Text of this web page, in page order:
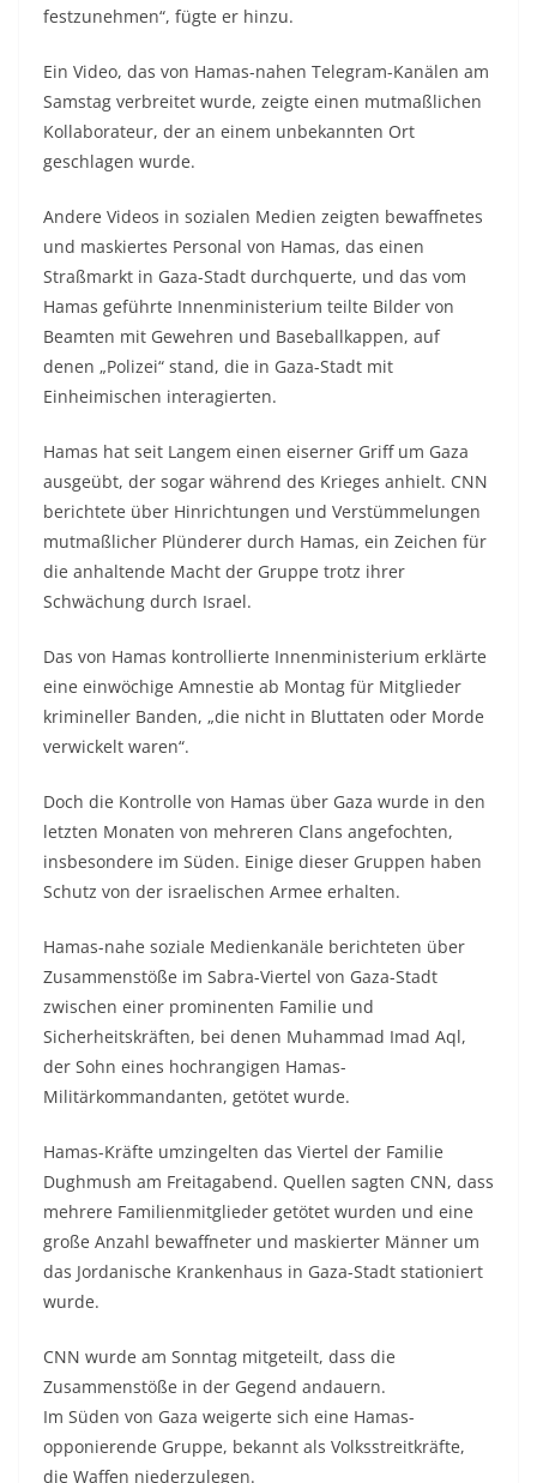
festzunehmen“, fügte er hinzu.
Ein Video, das von Hamas-nahen Telegram-Kanälen am
Samstag verbreitet wurde, zeigte einen mutmaßlichen
Kollaborateur, der an einem unbekannten Ort
geschlagen wurde.
Andere Videos in sozialen Medien zeigten bewaffnetes
und maskiertes Personal von Hamas, das einen
Straßmarkt in Gaza-Stadt durchquerte, und das vom
Hamas geführte Innenministerium teilte Bilder von
Beamten mit Gewehren und Baseballkappen, auf
denen „Polizei“ stand, die in Gaza-Stadt mit
Einheimischen interagierten.
Hamas hat seit Langem einen eiserner Griff um Gaza
ausgeübt, der sogar während des Krieges anhielt. CNN
berichtete über Hinrichtungen und Verstümmelungen
mutmaßlicher Plünderer durch Hamas, ein Zeichen für
die anhaltende Macht der Gruppe trotz ihrer
Schwächung durch Israel.
Das von Hamas kontrollierte Innenministerium erklärte
eine einwöchige Amnestie ab Montag für Mitglieder
krimineller Banden, „die nicht in Bluttaten oder Morde
verwickelt waren“.
Doch die Kontrolle von Hamas über Gaza wurde in den
letzten Monaten von mehreren Clans angefochten,
insbesondere im Süden. Einige dieser Gruppen haben
Schutz von der israelischen Armee erhalten.
Hamas-nahe soziale Medienkanäle berichteten über
Zusammenstöße im Sabra-Viertel von Gaza-Stadt
zwischen einer prominenten Familie und
Sicherheitskräften, bei denen Muhammad Imad Aql,
der Sohn eines hochrangigen Hamas-
Militärkommandanten, getötet wurde.
Hamas-Kräfte umzingelten das Viertel der Familie
Dughmush am Freitagabend. Quellen sagten CNN, dass
mehrere Familienmitglieder getötet wurden und eine
große Anzahl bewaffneter und maskierter Männer um
das Jordanische Krankenhaus in Gaza-Stadt stationiert
wurde.
CNN wurde am Sonntag mitgeteilt, dass die
Zusammenstöße in der Gegend andauern.
Im Süden von Gaza weigerte sich eine Hamas-
opponierende Gruppe, bekannt als Volksstreitkräfte,
die Waffen niederzulegen.